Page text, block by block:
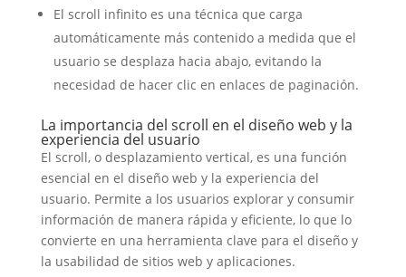
El scroll infinito es una técnica que carga
automáticamente más contenido a medida que el
usuario se desplaza hacia abajo, evitando la
necesidad de hacer clic en enlaces de paginación.
La importancia del scroll en el diseño web y la
experiencia del usuario
El scroll, o desplazamiento vertical, es una función
esencial en el diseño web y la experiencia del
usuario. Permite a los usuarios explorar y consumir
información de manera rápida y eficiente, lo que lo
convierte en una herramienta clave para el diseño y
la usabilidad de sitios web y aplicaciones.